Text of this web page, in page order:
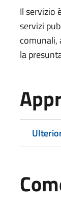
Il servizio
servizi
comunali,
la